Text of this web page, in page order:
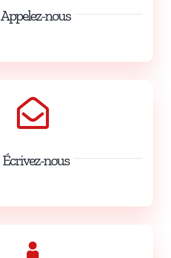
Appelez-nous
Écrivez-nous